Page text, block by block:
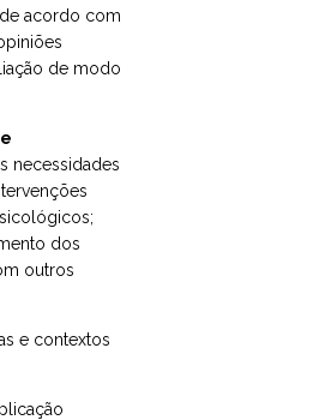
acordo com
de modo
necessidades
dos
outros
e contextos